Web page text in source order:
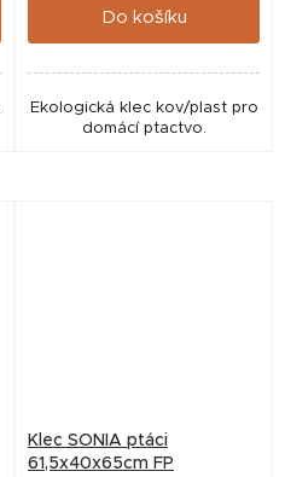
Do košíku
Ekologická klec kov/plast pro
domácí ptactvo.
Klec SONIA ptáci
61,5x40x65cm FP